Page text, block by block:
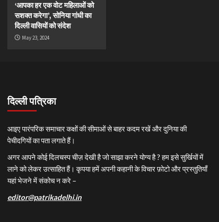
‘आपका हर एक वोट महिलाओं को
सशक्त करेगा’, सोनिया गांधी का
दिल्ली वासियों को संदेश
May 23, 2024
दिल्ली पत्रिका
आइए पारंपरिक समाचार कक्षों की सीमाओं से बाहर कदम रखें और दुनिया की
पेचीदगियों का पता लगाते हैं।
अगर आपने कोई दिलचस्प चीज़ देखी है जो साझा करने योग्य है ? हम इसे सुर्खियों में
लाने को लेकर उत्साहित हैं। कृपया हमें अपनी कहानी के विचार फ़ोटो और प्रस्तुतियाँ
यहां भेजने में संकोच न करे –
editor@patrikadelhi.in